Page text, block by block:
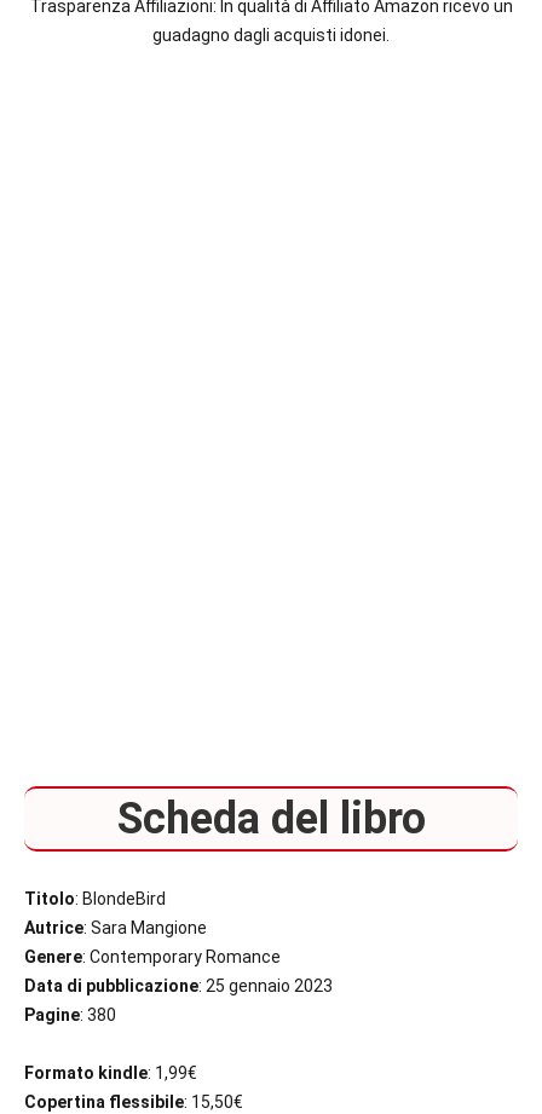
Trasparenza Affiliazioni: In qualità di Affiliato Amazon ricevo un
guadagno dagli acquisti idonei.
Scheda del libro
Titolo: BlondeBird
Autrice: Sara Mangione
Genere: Contemporary Romance
Data di pubblicazione: 25 gennaio 2023
Pagine: 380
Formato kindle: 1,99€
Copertina flessibile: 15,50€